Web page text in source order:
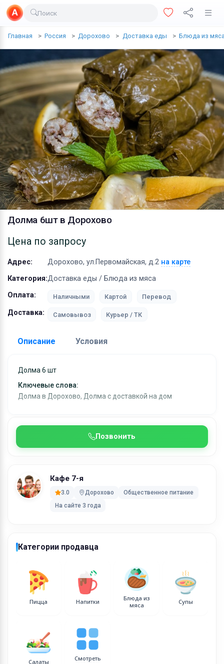
Поиск
Главная Россия Дорохово Доставка еды Блюда из
Долма 6штв Дорохово
Позвонить
Кафе 7-я
3.0 Дорохово
Общественное питание
На сайте 3 года
Категории продавца
Пицца Напитки
Блюда из
мяса
Супы
Салаты
Смотреть
Цена по запросу
Адрес: Дорохово, ул.Первомайская, д.2 на карте
Категория:Доставка еды / Блюда из мяса
Оплата:
Наличными Картой Перевод
Доставка: Самовывоз Курьер / ТК
Описание Условия
Долма 6 шт
Ключевые слова:
Долма в Дорохово, Долма с доставкой на дом
Доставка:
Адрес самовывоза:
Бесплатная доставка:при заказе от 500 ₽
Доставка еды в Дорохово, Космодемьянский,
Нестерово и ближайшие н/п от п.Дорохово
Бесплатная доставка еды по Дорохово;
Роллы с бесплатной доставкой на дом в
Дорохово;
Дорохово.
Доставка еды
Недвижимость
Услуги
Личные вещи
Одежда и обувь
Электроника
Все для дома
Хобби и отдых
Животные
Оборудование
Материалы